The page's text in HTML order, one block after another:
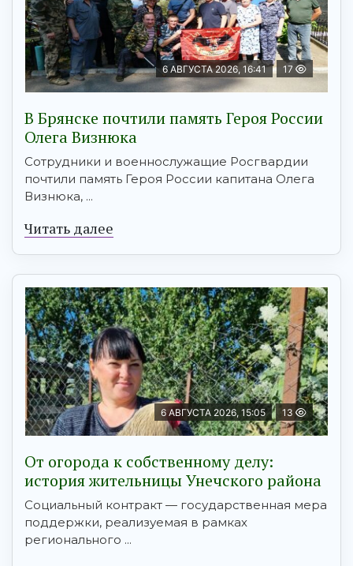
6 АВГУСТА 2026, 16:41 17
В Брянске почтили память Героя России
Олега Визнюка
Сотрудники и военнослужащие Росгвардии
почтили память Героя России капитана Олега
Визнюка, ...
Читать далее
6 АВГУСТА 2026, 15:05 13
От огорода к собственному делу:
история жительницы Унечского района
Социальный контракт — государственная мера
поддержки, реализуемая в рамках
регионального ...